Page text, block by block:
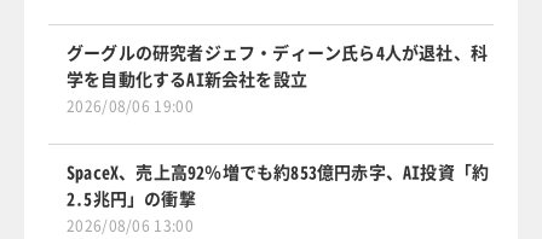
グーグルの研究者ジェフ・ディーン氏ら4人が退社、科
学を自動化するAI新会社を設立
2026/08/06 19:00
SpaceX、売上高92％増でも約853億円赤字、AI投資「約
2.5兆円」の衝撃
2026/08/06 13:00